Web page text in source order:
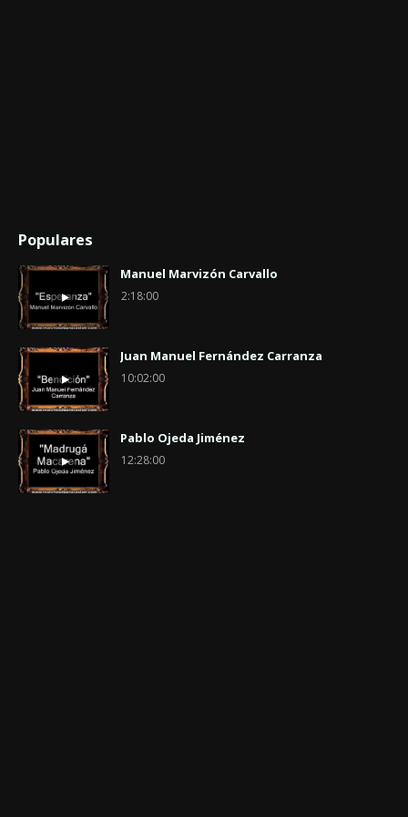
Populares
Manuel Marvizón Carvallo
2:18:00
Juan Manuel Fernández Carranza
10:02:00
Pablo Ojeda Jiménez
12:28:00